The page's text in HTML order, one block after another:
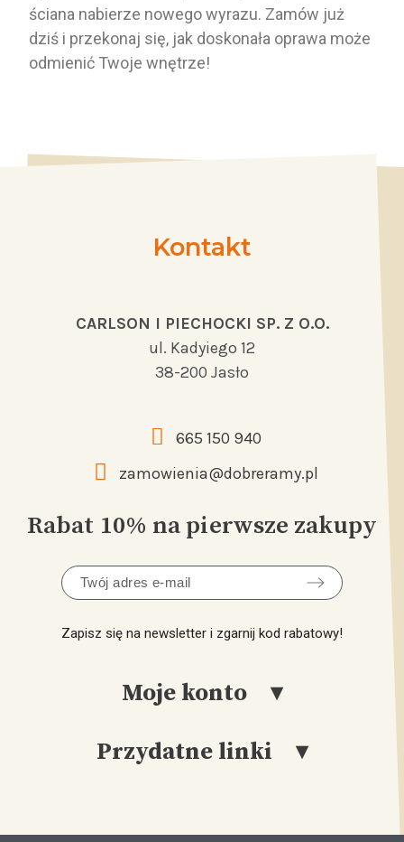
ściana nabierze nowego wyrazu. Zamów już
dziś i przekonaj się, jak doskonała oprawa może
odmienić Twoje wnętrze!
Moje konto
Logowanie
Przydatne linki
Kontakt
CARLSON I PIECHOCKI SP. Z O.O.
ul. Kadyiego 12
38-200 Jasło
665 150 940
zamowienia@dobreramy.pl
Rabat 10% na pierwsze zakupy
Zapisz się na newsletter i zgarnij kod rabatowy!